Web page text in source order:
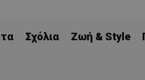
Σχόλια Ζωή & Style